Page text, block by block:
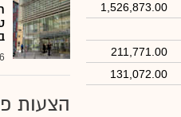
1,526,873.00
211,771.00
131,072.00
הצעות